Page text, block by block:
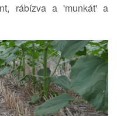
rábízva a 'munkát' a